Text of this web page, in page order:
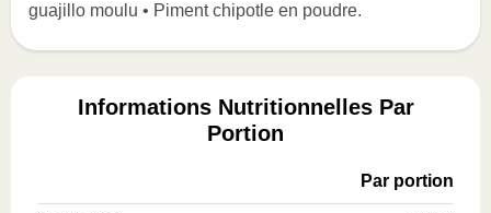
guajillo moulu • Piment chipotle en poudre.
Informations Nutritionnelles Par
Portion
Par portion